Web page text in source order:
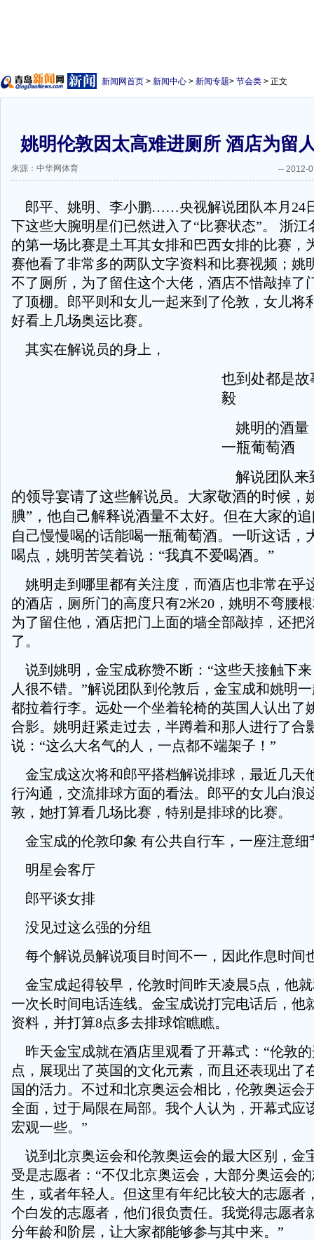
新闻网首页 > 新闻中心 > 新闻专题> 节会类 > 正文
姚明伦敦因太高难进厕所 酒店为留
来源：中华网体育 -- 2012-
郎平、姚明、李小鹏……央视解说团队本月24
下这些大腕明星们已然进入了“比赛状态”。 浙江
的第一场比赛是土耳其女排和巴西女排的比赛，
赛他看了非常多的两队文字资料和比赛视频；姚
不了厕所，为了留住这个大佬，酒店不惜敲掉了
了顶棚。郎平则和女儿一起来到了伦敦，女儿将
好看上几场奥运比赛。
其实在解说员的身上，
也到处都是
毅
姚明的酒量
一瓶葡萄酒
解说团队来
的领导宴请了这些解说员。大家敬酒的时候，
腆”，他自己解释说酒量不太好。但在大家的
自己慢慢喝的话能喝一瓶葡萄酒。一听这话，
喝点，姚明苦笑着说：“我真不爱喝酒。”
姚明走到哪里都有关注度，而酒店也非常在乎
的酒店，厕所门的高度只有2米20，姚明不弯腰
为了留住他，酒店把门上面的墙全部敲掉，还把
了。
说到姚明，金宝成称赞不断：“这些天接触下
人很不错。”解说团队到伦敦后，金宝成和姚明
都拉着行李。远处一个坐着轮椅的英国人认出了
合影。姚明赶紧走过去，半蹲着和那人进行了合
说：“这么大名气的人，一点都不端架子！”
金宝成这次将和郎平搭档解说排球，最近几天
行沟通，交流排球方面的看法。郎平的女儿白浪
敦，她打算看几场比赛，特别是排球的比赛。
金宝成的伦敦印象 有公共自行车，一座注意细
明星会客厅
郎平谈女排
没见过这么强的分组
每个解说员解说项目时间不一，因此作息时间
金宝成起得较早，伦敦时间昨天凌晨5点，他
一次长时间电话连线。金宝成说打完电话后，他
资料，并打算8点多去排球馆瞧瞧。
昨天金宝成就在酒店里观看了开幕式：“伦敦
点，展现出了英国的文化元素，而且还表现出了
国的活力。不过和北京奥运会相比，伦敦奥运会
全面，过于局限在局部。我个人认为，开幕式应
宏观一些。”
说到北京奥运会和伦敦奥运会的最大区别，金
受是志愿者：“不仅北京奥运会，大部分奥运会
生，或者年轻人。但这里有年纪比较大的志愿者
个白发的志愿者，他们很负责任。我觉得志愿者
分年龄和阶层，让大家都能够参与其中来。”